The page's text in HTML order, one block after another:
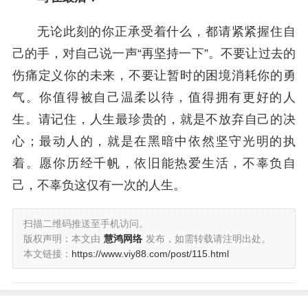
无论此刻的你正承受着什么，都请紧紧握住自
己的手，对自己说一声“再坚持一下”。不要让过去的
伤痛定义你的未来，不要让暂时的困境消耗你的勇
气。你值得被自己温柔以待，值得拥有更好的人
生。请记住，人生最珍贵的，就是不放弃自己的决
心；最动人的，就是在黑暗中依然坚守光明的执
着。愿你历经千帆，依旧能热爱生活，不辜负自
己，不辜负这仅有一次的人生。
扫描二维码推送至手机访问。
版权声明：本文由 慧鸿网络 发布，如需转载请注明出处。
本文链接： https://www.viy88.com/post/115.html